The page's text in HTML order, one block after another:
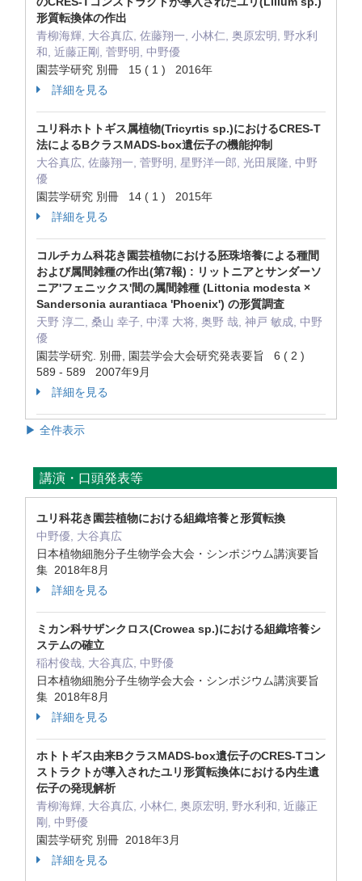
形質転換体の作出
青柳海輝, 大谷真広, 佐藤翔一, 小林仁, 奥原宏明, 野水利
和, 近藤正剛, 菅野明, 中野優
園芸学研究 別冊 15 ( 1 ) 2016年
詳細を見る
ユリ科ホトトギス属植物(Tricyrtis sp.)におけるCRES-T
法によるBクラスMADS-box遺伝子の機能抑制
大谷真広, 佐藤翔一, 菅野明, 星野洋一郎, 光田展隆, 中野
優
園芸学研究 別冊 14 ( 1 ) 2015年
詳細を見る
コルチカム科花き園芸植物における胚珠培養による種間
および属間雑種の作出(第7報) : リットニアとサンダーソ
ニア'フェニックス'間の属間雑種 (Littonia modesta ×
Sandersonia aurantiaca 'Phoenix') の形質調査
天野 淳二, 桑山 幸子, 中澤 大将, 奥野 哉, 神戸 敏成, 中野
優
園芸学研究. 別冊, 園芸学会大会研究発表要旨 6 ( 2 )
589 - 589 2007年9月
詳細を見る
▶ 全件表示
講演・口頭発表等
ユリ科花き園芸植物における組織培養と形質転換
中野優, 大谷真広
日本植物細胞分子生物学会大会・シンポジウム講演要旨
集 2018年8月
詳細を見る
ミカン科サザンクロス(Crowea sp.)における組織培養シ
ステムの確立
稲村俊哉, 大谷真広, 中野優
日本植物細胞分子生物学会大会・シンポジウム講演要旨
集 2018年8月
詳細を見る
ホトトギス由来BクラスMADS‐box遺伝子のCRES‐Tコン
ストラクトが導入されたユリ形質転換体における内生遺
伝子の発現解析
青柳海輝, 大谷真広, 小林仁, 奥原宏明, 野水利和, 近藤正
剛, 中野優
園芸学研究 別冊 2018年3月
詳細を見る